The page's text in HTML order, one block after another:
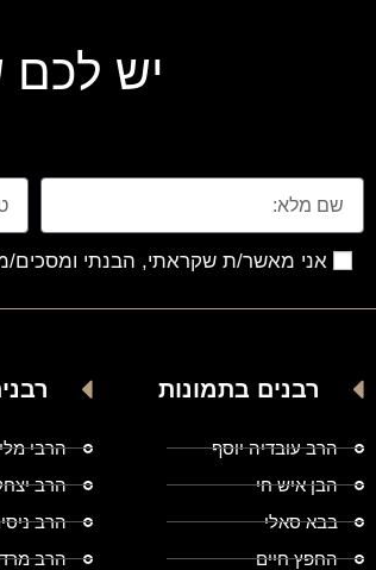
יש לכם
אני מאשר/ת שקראתי, הבנתי ומסכים/
רבנים בתמונות
הרב עובדיה יוסף
הבן איש חי
בבא סאלי
החפץ חיים
הרבי
הרב
הרב
הרב